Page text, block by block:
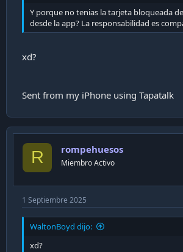
Y porque no tenias la tarjeta bloqueada
desde la app? La responsabilidad es
xd?
Sent from my iPhone using Tapatalk
R rompehuesos
Miembro Activo
1 Septiembre 2025
WaltonBoyd dijo:
xd?